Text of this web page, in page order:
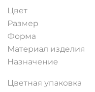
Цвет
Размер
Форма
Материал изделия
Назначение
Цветная упаковка